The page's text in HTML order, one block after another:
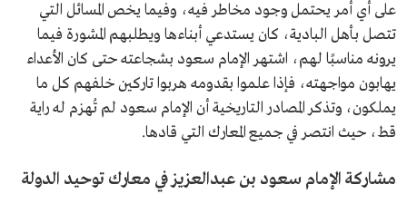
على أي أمر يحتمل وجود مخاطر فيه، وفيما يخص المسائل التي
تتصل بأهل البادية، كان يستدعي أبناءها ويطلبهم المشورة فيما
يرونه مناسبًا لهم، اشتهر الإمام سعود بشجاعته حتى كان الأعداء
يهابون مواجهته، فإذا علموا بقدومه هربوا تاركين خلفهم كل ما
يملكون، وتذكر المصادر التاريخية أن الإمام سعود لم تُهزم له راية
قط، حيث انتصر في جميع المعارك التي قادها.
مشاركة الإمام سعود بن عبدالعزيز في معارك توحيد الدولة